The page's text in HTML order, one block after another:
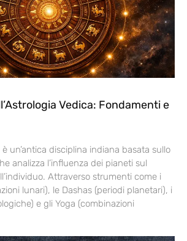
Vedica: Fondamenti e
è un’antica disciplina indiana basata sullo
analizza l’influenza dei pianeti sul
Attraverso strumenti come i
lunari), le Dashas (periodi planetari), i
e gli Yoga (combinazioni